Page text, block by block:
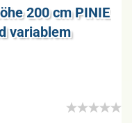
200 cm PINIE
va­ria­blem